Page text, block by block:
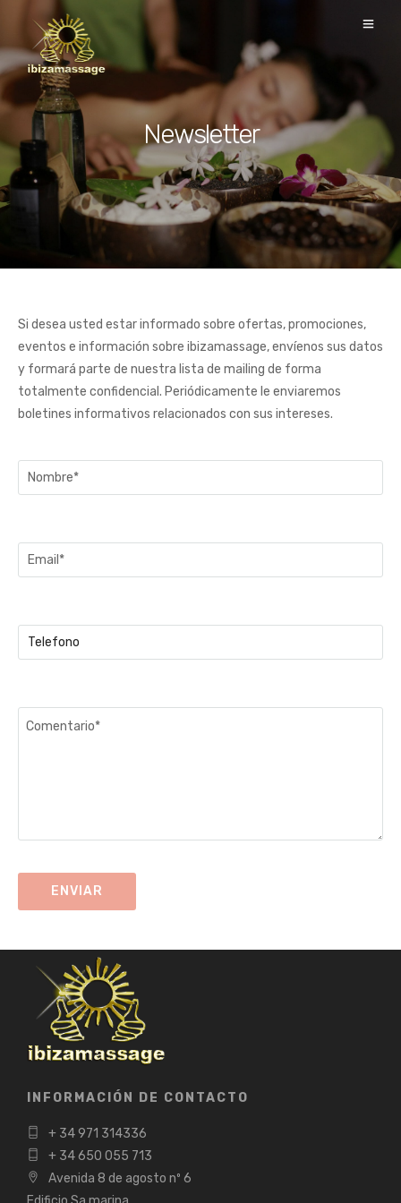
Newsletter
Si desea usted estar informado sobre ofertas, promociones,
eventos e información sobre ibizamassage, envíenos sus datos
y formará parte de nuestra lista de mailing de forma
totalmente confidencial. Periódicamente le enviaremos
boletines informativos relacionados con sus intereses.
INFORMACIÓN DE CONTACTO
+ 34 971 314336
+ 34 650 055 713
Avenida 8 de agosto nº 6